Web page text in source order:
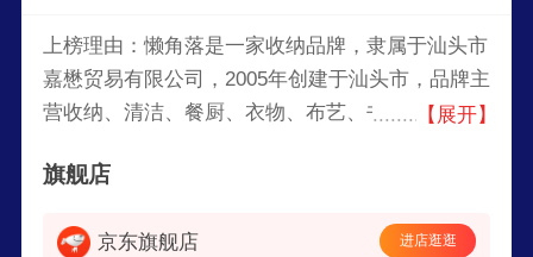
上榜理由：懒角落是一家收纳品牌，隶属于汕头市
嘉懋贸易有限公司，2005年创建于汕头市，品牌主
营收纳、清洁、餐厨、衣物、布艺、书籍、食品与
个需求，致力于为顾客打造出一个理想的家。
【展开】
旗舰店
京东旗舰店 进店逛逛